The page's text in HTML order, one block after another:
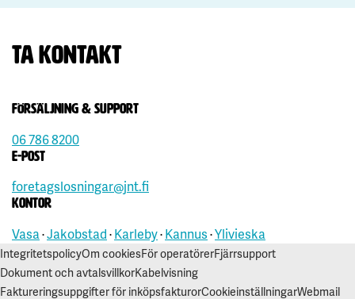
Ta kontakt
Försäljning & support
06 786 8200
E-post
foretagslosningar@jnt.fi
Kontor
Vasa·Jakobstad·Karleby·Kannus·Ylivieska
IntegritetspolicyOm cookiesFör operatörerFjärrsupport
Dokument och avtalsvillkorKabelvisning
Faktureringsuppgifter för inköpsfakturorCookieinställningarWebmail